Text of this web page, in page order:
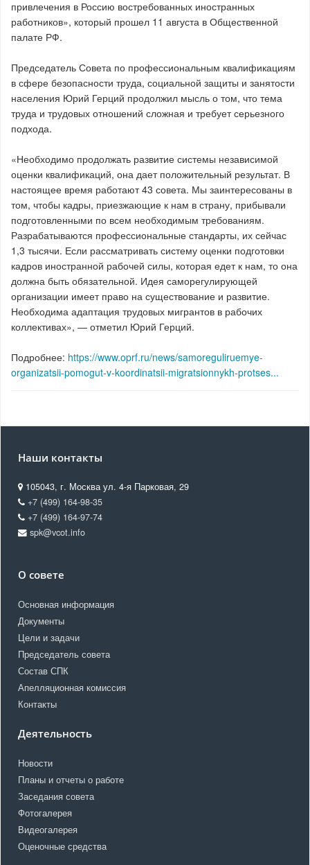
привлечения в Россию востребованных иностранных
работников», который прошел 11 августа в Общественной
палате РФ.
Председатель Совета по профессиональным квалификациям
в сфере безопасности труда, социальной защиты и занятости
населения Юрий Герций продолжил мысль о том, что тема
труда и трудовых отношений сложная и требует серьезного
подхода.
«Необходимо продолжать развитие системы независимой
оценки квалификаций, она дает положительный результат. В
настоящее время работают 43 совета. Мы заинтересованы в
том, чтобы кадры, приезжающие к нам в страну, прибывали
подготовленными по всем необходимым требованиям.
Разрабатываются профессиональные стандарты, их сейчас
1,3 тысячи. Если рассматривать систему оценки подготовки
кадров иностранной рабочей силы, которая едет к нам, то она
должна быть обязательной. Идея саморегулирующей
организации имеет право на существование и развитие.
Необходима адаптация трудовых мигрантов в рабочих
коллективах», — отметил Юрий Герций.
Подробнее: https://www.oprf.ru/news/samoreguliruemye-
organizatsii-pomogut-v-koordinatsii-migratsionnykh-protses...
Наши контакты
105043, г. Москва ул. 4-я Парковая, 29
+7 (499) 164-98-35
+7 (499) 164-97-74
spk@vcot.info
О совете
Основная информация
Документы
Цели и задачи
Председатель совета
Состав СПК
Апелляционная комиссия
Контакты
Деятельность
Новости
Планы и отчеты о работе
Заседания совета
Фотогалерея
Видеогалерея
Оценочные средства